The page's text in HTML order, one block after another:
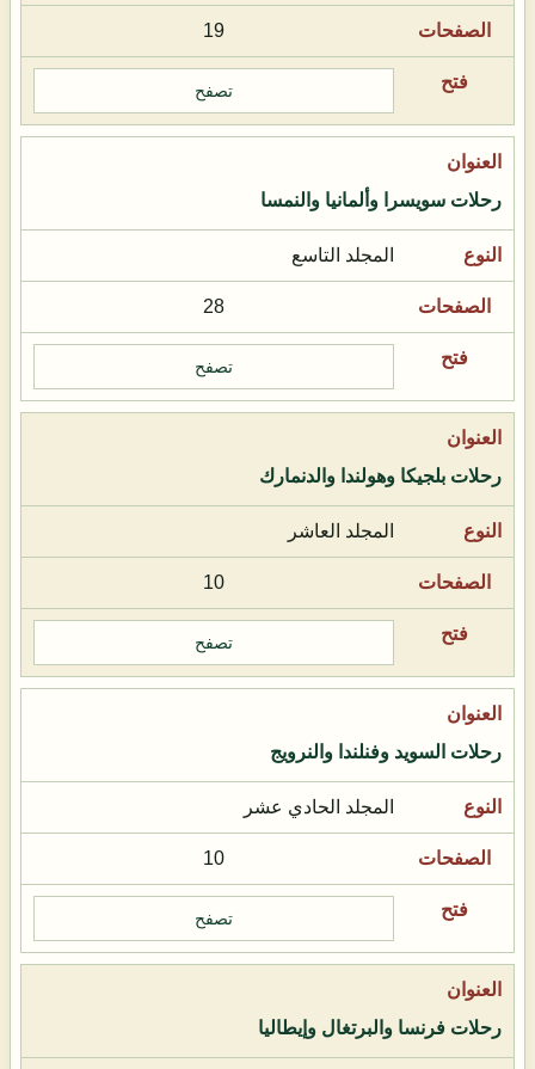
19
تصفح
رحلات سويسرا وألمانيا والنمسا
المجلد التاسع
28
تصفح
رحلات بلجيكا وهولندا والدنمارك
المجلد العاشر
10
تصفح
رحلات السويد وفنلندا والنرويج
المجلد الحادي عشر
10
تصفح
رحلات فرنسا والبرتغال وإيطاليا